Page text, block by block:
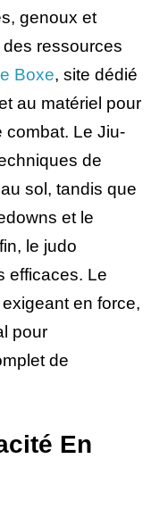
genoux et
ressources
Boxe, site dédié
au matériel pour
combat. Le Jiu-
de
sol, tandis que
et le
le judo
efficaces. Le
en force,
pour
de
En